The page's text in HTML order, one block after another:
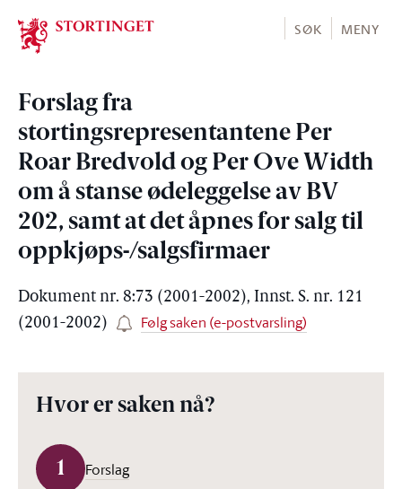
Stortinget.no
SØK MENY
Forslag fra
stortingsrepresentantene Per
Roar Bredvold og Per Ove Width
om å stanse ødeleggelse av BV
202, samt at det åpnes for salg til
oppkjøps-/salgsfirmaer
Dokument nr. 8:73 (2001-2002), Innst. S. nr. 121
(2001-2002)
Følg saken (e-postvarsling)
Hvor er saken nå?
1 Forslag